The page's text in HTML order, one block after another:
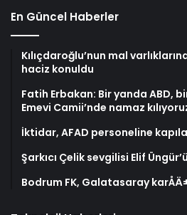
En Güncel Haberler
Kılıçdaroğlu’nun mal
haciz konuldu
Fatih Erbakan: Bir yanda ABD,
Emevi Camii’nde namaz
İktidar, AFAD personeline
Şarkıcı Çelik sevgilisi Elif
Bodrum FK, Galatasaray